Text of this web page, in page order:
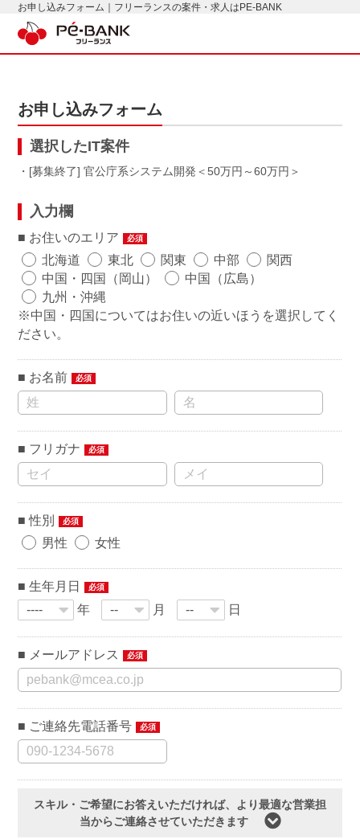
お申し込みフォーム｜フリーランスの案件・求人はPE-BANK
お申し込みフォーム
選択したIT案件
・[募集終了] 官公庁系システム開発 50万円～60万円
入力欄
お住いのエリア 必須
北海道 東北 関東 中部
関西
中国・四国（岡山）
中国（広島）
九州・沖縄
※中国・四国についてはお住いの近いほうを選択してく
ださい。
お名前 必須
フリガナ 必須
性別 必須
男性 女性
生年月日 必須
年 月 日
メールアドレス 必須
ご連絡先電話番号 必須
スキル・ご希望にお答えいただければ、より最適な営業担
当からご連絡させていただきます